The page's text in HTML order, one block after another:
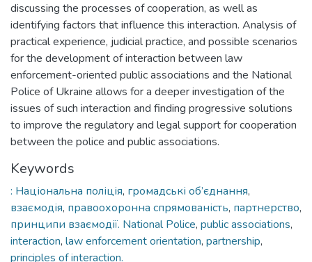
discussing the processes of cooperation, as well as
identifying factors that influence this interaction. Analysis of
practical experience, judicial practice, and possible scenarios
for the development of interaction between law
enforcement-oriented public associations and the National
Police of Ukraine allows for a deeper investigation of the
issues of such interaction and finding progressive solutions
to improve the regulatory and legal support for cooperation
between the police and public associations.
Keywords
: Національна поліція, громадські об’єднання,
взаємодія, правоохоронна спрямованість, партнерство,
принципи взаємодії. National Police, public associations,
interaction, law enforcement orientation, partnership,
principles of interaction.